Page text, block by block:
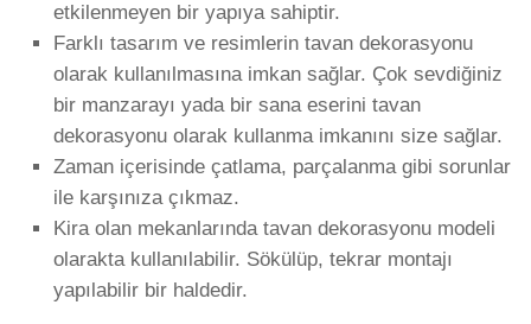
etkilenmeyen bir yapıya sahiptir.
Farklı tasarım ve resimlerin tavan dekorasyonu
olarak kullanılmasına imkan sağlar. Çok sevdiğiniz
bir manzarayı yada bir sana eserini tavan
dekorasyonu olarak kullanma imkanını size sağlar.
Zaman içerisinde çatlama, parçalanma gibi sorunlar
ile karşınıza çıkmaz.
Kira olan mekanlarında tavan dekorasyonu modeli
olarakta kullanılabilir. Sökülüp, tekrar montajı
yapılabilir bir haldedir.